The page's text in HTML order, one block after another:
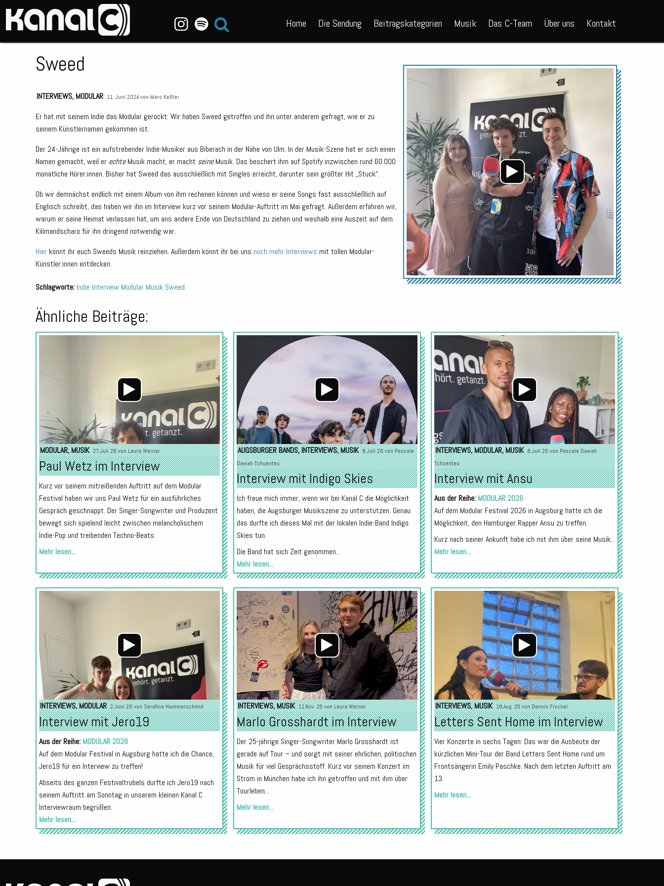
Home Die Sendung Beitragskategorien Musik Das C-Team Über uns Kontakt
Audio-
Player
Sweed
INTERVIEWS, MODULAR 11. Juni 2024 von Marc Keßler
Er hat mit seinem Indie das Modular gerockt: Wir haben Sweed getroffen und ihn unter anderem gefragt, wie er zu
seinem Künstlernamen gekommen ist.
Der 24-Jährige ist ein aufstrebender Indie-Musiker aus Biberach in der Nähe von Ulm. In der Musik-Szene hat er sich einen
Namen gemacht, weil er echteMusik macht, er macht seineMusik. Das beschert ihm auf Spotify inzwischen rund 60.000
monatliche Hörer:innen. Bisher hat Sweed das ausschließlich mit Singles erreicht, darunter sein größter Hit „Stuck“.
Ob wir demnächst endlich mit einem Album von ihm rechenen können und wieso er seine Songs fast ausschließlich auf
Englisch schreibt, das haben wir ihn im Interview kurz vor seinem Modular-Auftritt im Mai gefragt. Außerdem erfahren wir,
warum er seine Heimat verlassen hat, um ans andere Ende von Deutschland zu ziehen und weshalb eine Auszeit auf dem
Kilimandscharo für ihn dringend notwendig war.
Hier könnt ihr euch Sweeds Musik reinziehen. Außerdem könnt ihr bei uns noch mehr Interviews mit tollen Modular-
Künstler:innen entdecken.
Schlagworte: Indie Interview Modular Musik Sweed
Ähnliche Beiträge:
Audio-
Player
MODULAR, MUSIK 27.Juli 26 von Laura Werner
Paul Wetz im Interview
Kurz vor seinem mitreißenden Auftritt auf dem Modular
Festival haben wir uns Paul Wetz für ein ausführliches
Gespräch geschnappt. Der Singer-Songwriter und Produzent
bewegt sich spielend leicht zwischen melancholischem
Indie-Pop und treibenden Techno-Beats.
Mehr lesen...
Audio-
Player
AUGSBURGER BANDS, INTERVIEWS, MUSIK 8.Juli 26 von Pascale
Dawah Tchuenteu
Interview mit Indigo Skies
Ich freue mich immer, wenn wir bei Kanal C die Möglichkeit
haben, die Augsburger Musikszene zu unterstützen. Genau
das durfte ich dieses Mal mit der lokalen Indie-Band Indigo
Skies tun.
Die Band hat sich Zeit genommen...
Mehr lesen...
Audio-
Player
INTERVIEWS, MODULAR, MUSIK 8.Juli 26 von Pascale Dawah
Tchuenteu
Interview mit Ansu
Aus der Reihe: MODULAR 2026
Auf dem Modular Festival 2026 in Augsburg hatte ich die
Möglichkeit, den Hamburger Rapper Ansu zu treffen.
Kurz nach seiner Ankunft habe ich mit ihm über seine Musik...
Mehr lesen...
Audio-
Player
INTERVIEWS, MODULAR 2.Juni 26 von Serafina Hammerschmid
Interview mit Jero19
Aus der Reihe: MODULAR 2026
Auf dem Modular Festival in Augsburg hatte ich die Chance,
Jero19 für ein Interview zu treffen!
Abseits des ganzen Festivaltrubels durfte ich Jero19 nach
seinem Auftritt am Sonntag in unserem kleinen Kanal C
Interviewraum begrüßen.
Mehr lesen...
Audio-
Player
INTERVIEWS, MUSIK 11.Nov. 25 von Laura Werner
Marlo Grosshardt im Interview
Der 25-jährige Singer-Songwriter Marlo Grosshardt ist
gerade auf Tour – und sorgt mit seiner ehrlichen, politischen
Musik für viel Gesprächsstoff. Kurz vor seinem Konzert im
Strom in München habe ich ihn getroffen und mit ihm über
Tourleben...
Mehr lesen...
Audio-
Player
INTERVIEWS, MUSIK 18.Aug. 25 von Dennis Frychel
Letters Sent Home im Interview
Vier Konzerte in sechs Tagen: Das war die Ausbeute der
kürzlichen Mini-Tour der Band Letters Sent Home rund um
Frontsängerin Emily Paschke. Nach dem letzten Auftritt am
13.
Mehr lesen...